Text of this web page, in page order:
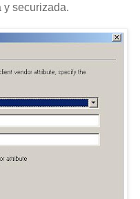
y securizada.